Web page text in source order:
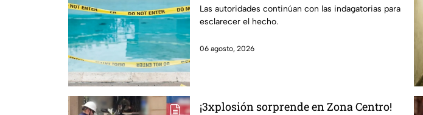
localizado en la alberca
Las autoridades continúan con las indagatorias para
esclarecer el hecho.
06 agosto, 2026
¡3xplosión sorprende en Zona Centro!